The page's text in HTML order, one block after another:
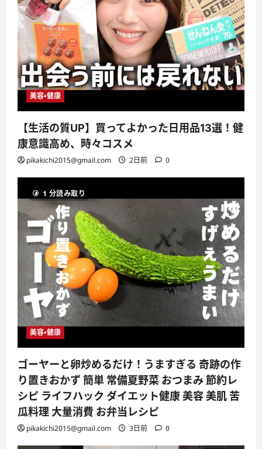
美容・健康
【生活の質UP】買ってよかった日用品13選！健
康意識高め、時々コスメ
pikakichi2015@gmail.com 2日前 0
1 分読み取り
美容・健康
ゴーヤーと卵炒めるだけ！うますぎる 奇跡の作
り置きおかず 簡単 常備夏野菜 おつまみ 節約レ
シピ ライフハック ダイエット健康 美容 美肌 苦
瓜料理 大量消費 お弁当レシピ
pikakichi2015@gmail.com 3日前 0